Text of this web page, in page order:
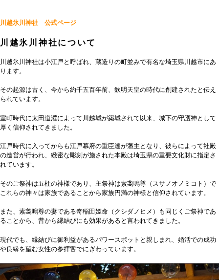
川越氷川神社 公式ページ
川越氷川神社について
川越氷川神社は小江戸と呼ばれ、蔵造りの町並みで有名な埼玉県川越市にあ
ります。
その起源は古く、今から約千五百年前、欽明天皇の時代に創建されたと伝え
られています。
室町時代に太田道灌によって川越城が築城されて以来、城下の守護神として
厚く信仰されてきました。
江戸時代に入ってからも江戸幕府の重臣達が藩主となり、彼らによって社殿
の造営が行われ、緻密な彫刻が施された本殿は埼玉県の重要文化財に指定さ
れています。
そのご祭神は五柱の神様であり、主祭神は素戔嗚尊（スサノオノミコト）で
これらの神々は家族であることから家族円満の神様と信仰されています。
また、素戔嗚尊の妻である奇稲田姫命（クシダノヒメ）も同じくご祭神であ
ることから、昔から縁結びにも効果があると言われてきました。
現代でも、縁結びに御利益があるパワースポットと親しまれ、婚活での成功
や良縁を望む女性の参拝客でにぎわっています。